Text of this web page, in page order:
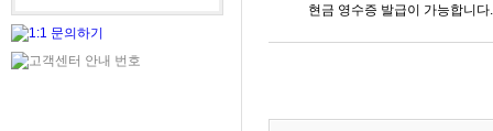
현금 영수증 발급이 가능합니다.